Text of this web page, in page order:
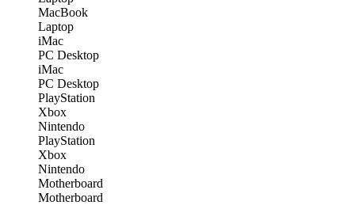
MacBook
Laptop
iMac
PC Desktop
iMac
PC Desktop
PlayStation
Xbox
Nintendo
PlayStation
Xbox
Nintendo
Motherboard
Motherboard